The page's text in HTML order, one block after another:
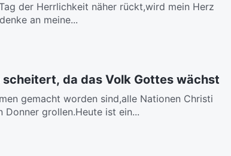
der Herrlichkeit näher rückt,wird mein Herz
an meine...
da das Volk Gottes wächst
gemacht worden sind,alle Nationen Christi
Donner grollen.Heute ist ein...